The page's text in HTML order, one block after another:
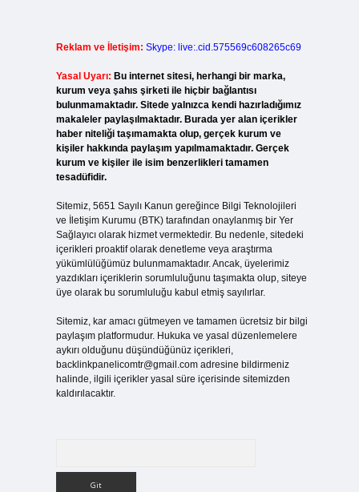
Reklam ve İletişim: Skype: live:.cid.575569c608265c69
Yasal Uyarı: Bu internet sitesi, herhangi bir marka,
kurum veya şahıs şirketi ile hiçbir bağlantısı
bulunmamaktadır. Sitede yalnızca kendi hazırladığımız
makaleler paylaşılmaktadır. Burada yer alan içerikler
haber niteliği taşımamakta olup, gerçek kurum ve
kişiler hakkında paylaşım yapılmamaktadır. Gerçek
kurum ve kişiler ile isim benzerlikleri tamamen
tesadüfidir.
Sitemiz, 5651 Sayılı Kanun gereğince Bilgi Teknolojileri
ve İletişim Kurumu (BTK) tarafından onaylanmış bir Yer
Sağlayıcı olarak hizmet vermektedir. Bu nedenle, sitedeki
içerikleri proaktif olarak denetleme veya araştırma
yükümlülüğümüz bulunmamaktadır. Ancak, üyelerimiz
yazdıkları içeriklerin sorumluluğunu taşımakta olup, siteye
üye olarak bu sorumluluğu kabul etmiş sayılırlar.
Sitemiz, kar amacı gütmeyen ve tamamen ücretsiz bir bilgi
paylaşım platformudur. Hukuka ve yasal düzenlemelere
aykırı olduğunu düşündüğünüz içerikleri,
backlinkpanelicomtr@gmail.comadresine bildirmeniz
halinde, ilgili içerikler yasal süre içerisinde sitemizden
kaldırılacaktır.